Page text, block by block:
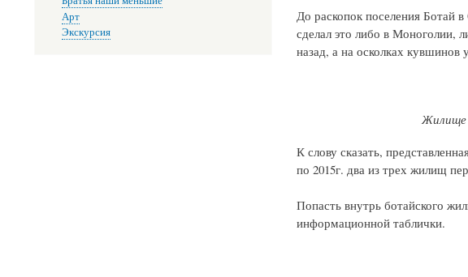
До раскопок поселения Ботай
сделал это либо в Моноголии,
назад, а на осколках
Жилище
К слову сказать,
по 2015г. два из трех жилищ
Попасть внутрь ботайского
информационной таблички.
Арт
Экскурсия